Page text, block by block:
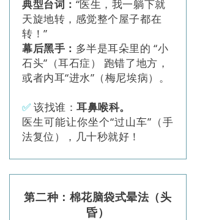
典型台词： “医生，我一躺下就
天旋地转，感觉整个屋子都在
转！”
幕后黑手： 多半是耳朵里的 “小
石头”（耳石症） 跑错了地方，
或者内耳“进水”（梅尼埃病）。
✅该找谁：耳鼻喉科。
医生可能让你坐个“过山车”（手
法复位），几十秒就好！
第二种：棉花脑袋式晕法（头
昏）